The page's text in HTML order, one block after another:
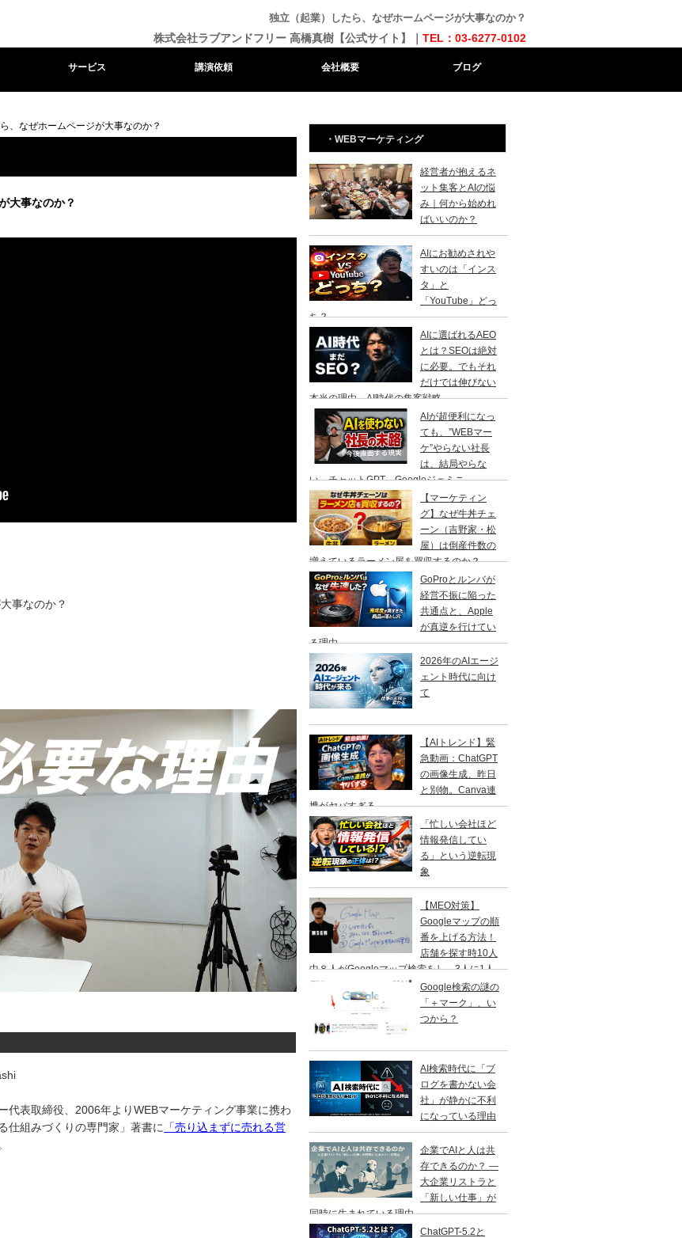
独立（起業）したら、なぜホームページが大事なのか？
株式会社ラブアンドフリー 高橋真樹【公式サイト】｜ TEL：03-6277-0102
サービス 講演依頼 会社概要 ブログ
、なぜホームページが大事なのか？
大事なのか？
事なのか？
代表取締役、2006年よりWEBマーケティング事業に携わ
仕組みづくりの専門家」著書に
「売り込まずに売れる営
・WEBマーケティング
経営者が抱えるネ
ット集客とAIの悩
み｜何から始めれ
ばいいのか？
AIにお勧めされや
すいのは「インス
タ」と
「YouTube」どっ
ち？
AIに選ばれるAEO
とは？SEOは絶対
に必要。でもそれ
だけでは伸びない
本当の理由、AI時代の集客戦略
AIが超便利になっ
ても、”WEBマー
ケ”やらない社長
は、結局やらな
い。チャットGPT、Googleジェミニ
【マーケティン
グ】なぜ牛丼チェ
ーン（吉野家・松
屋）は倒産件数の
増えているラーメン屋を買収するのか？
GoProとルンバが
経営不振に陥った
共通点と、Apple
が真逆を行けてい
る理由
2026年のAIエージ
ェント時代に向け
て
【AIトレンド】緊
急動画：ChatGPT
の画像生成、昨日
と別物。Canva連
携がヤバすぎる
「忙しい会社ほど
情報発信してい
る」という逆転現
象
【MEO対策】
Googleマップの順
番を上げる方法！
店舗を探す時10人
中８人がGoogleマップ検索をし、3人に1人
は１日以内に来店する事を知ってますか？
Google検索の謎の
「＋マーク」、い
つから？
AI検索時代に「ブ
ログを書かない会
社」が静かに不利
になっている理由
企業でAIと人は共
存できるのか？ ―
大企業リストラと
「新しい仕事」が
同時に生まれている理由 ―
ChatGPT-5.2と